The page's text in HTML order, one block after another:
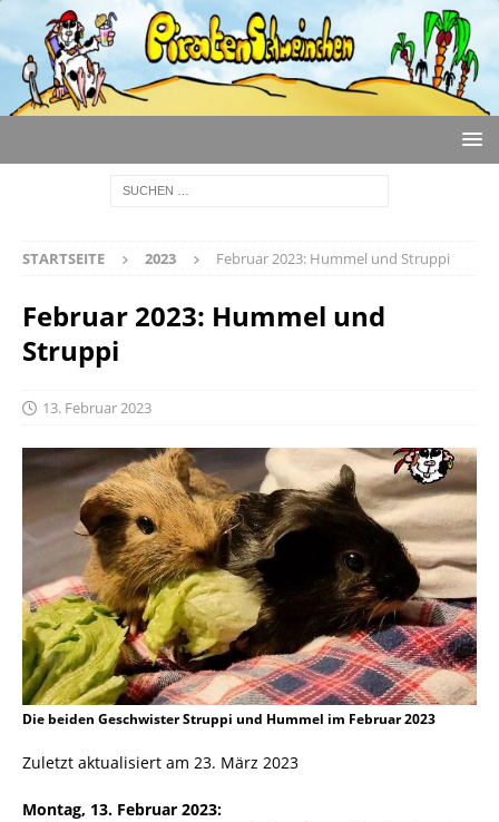
STARTSEITE 2023 Februar 2023: Hummel und Struppi
Februar 2023: Hummel und
Struppi
13. Februar 2023
Die beiden Geschwister Struppi und Hummel im Februar 2023
Zuletzt aktualisiert am 23. März 2023
Montag, 13. Februar 2023: